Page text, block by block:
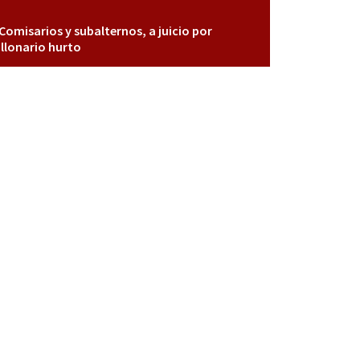
y subalternos, a juicio por
hurto